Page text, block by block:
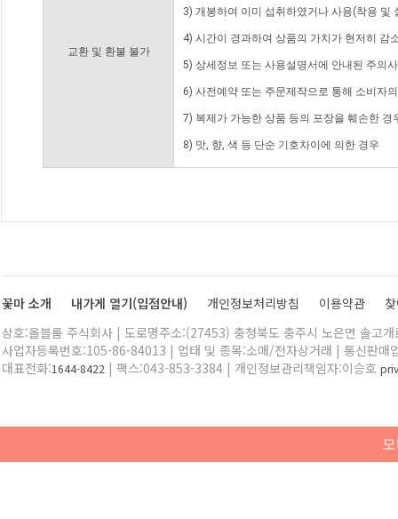
교환 및 환불 불가
3) 개봉하여 이미 섭취하였거나 사용(착용 및
4) 시간이 경과하여 상품의 가치가 현저히 감
5) 상세정보 또는 사용설명서에 안내된 주의
6) 사전예약 또는 주문제작으로 통해 소비자
7) 복제가 가능한 상품 등의 포장을 훼손한 경
8) 맛, 향, 색 등 단순 기호차이에 의한 경우
꽃마 소개 내가게 열기(입점안내) 개인정보처리방침 이용약관
상호:올블룸 주식회사 | 도로명주소:(27453) 충청북도 충주시 노은면 솔고
사업자등록번호:105-86-84013 | 업태 및 종목:소매/전자상거래 | 통신판매
대표전화:1644-8422 | 팩스:043-853-3384 | 개인정보관리책임자:이승호